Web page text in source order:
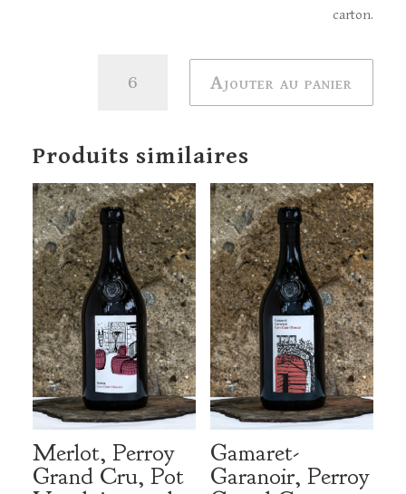
carton.
Grand
Cru
2024,
70cl
Ajouter au panier
Produits similaires
Merlot, Perroy
Grand Cru, Pot
Gamaret-
Garanoir, Perroy